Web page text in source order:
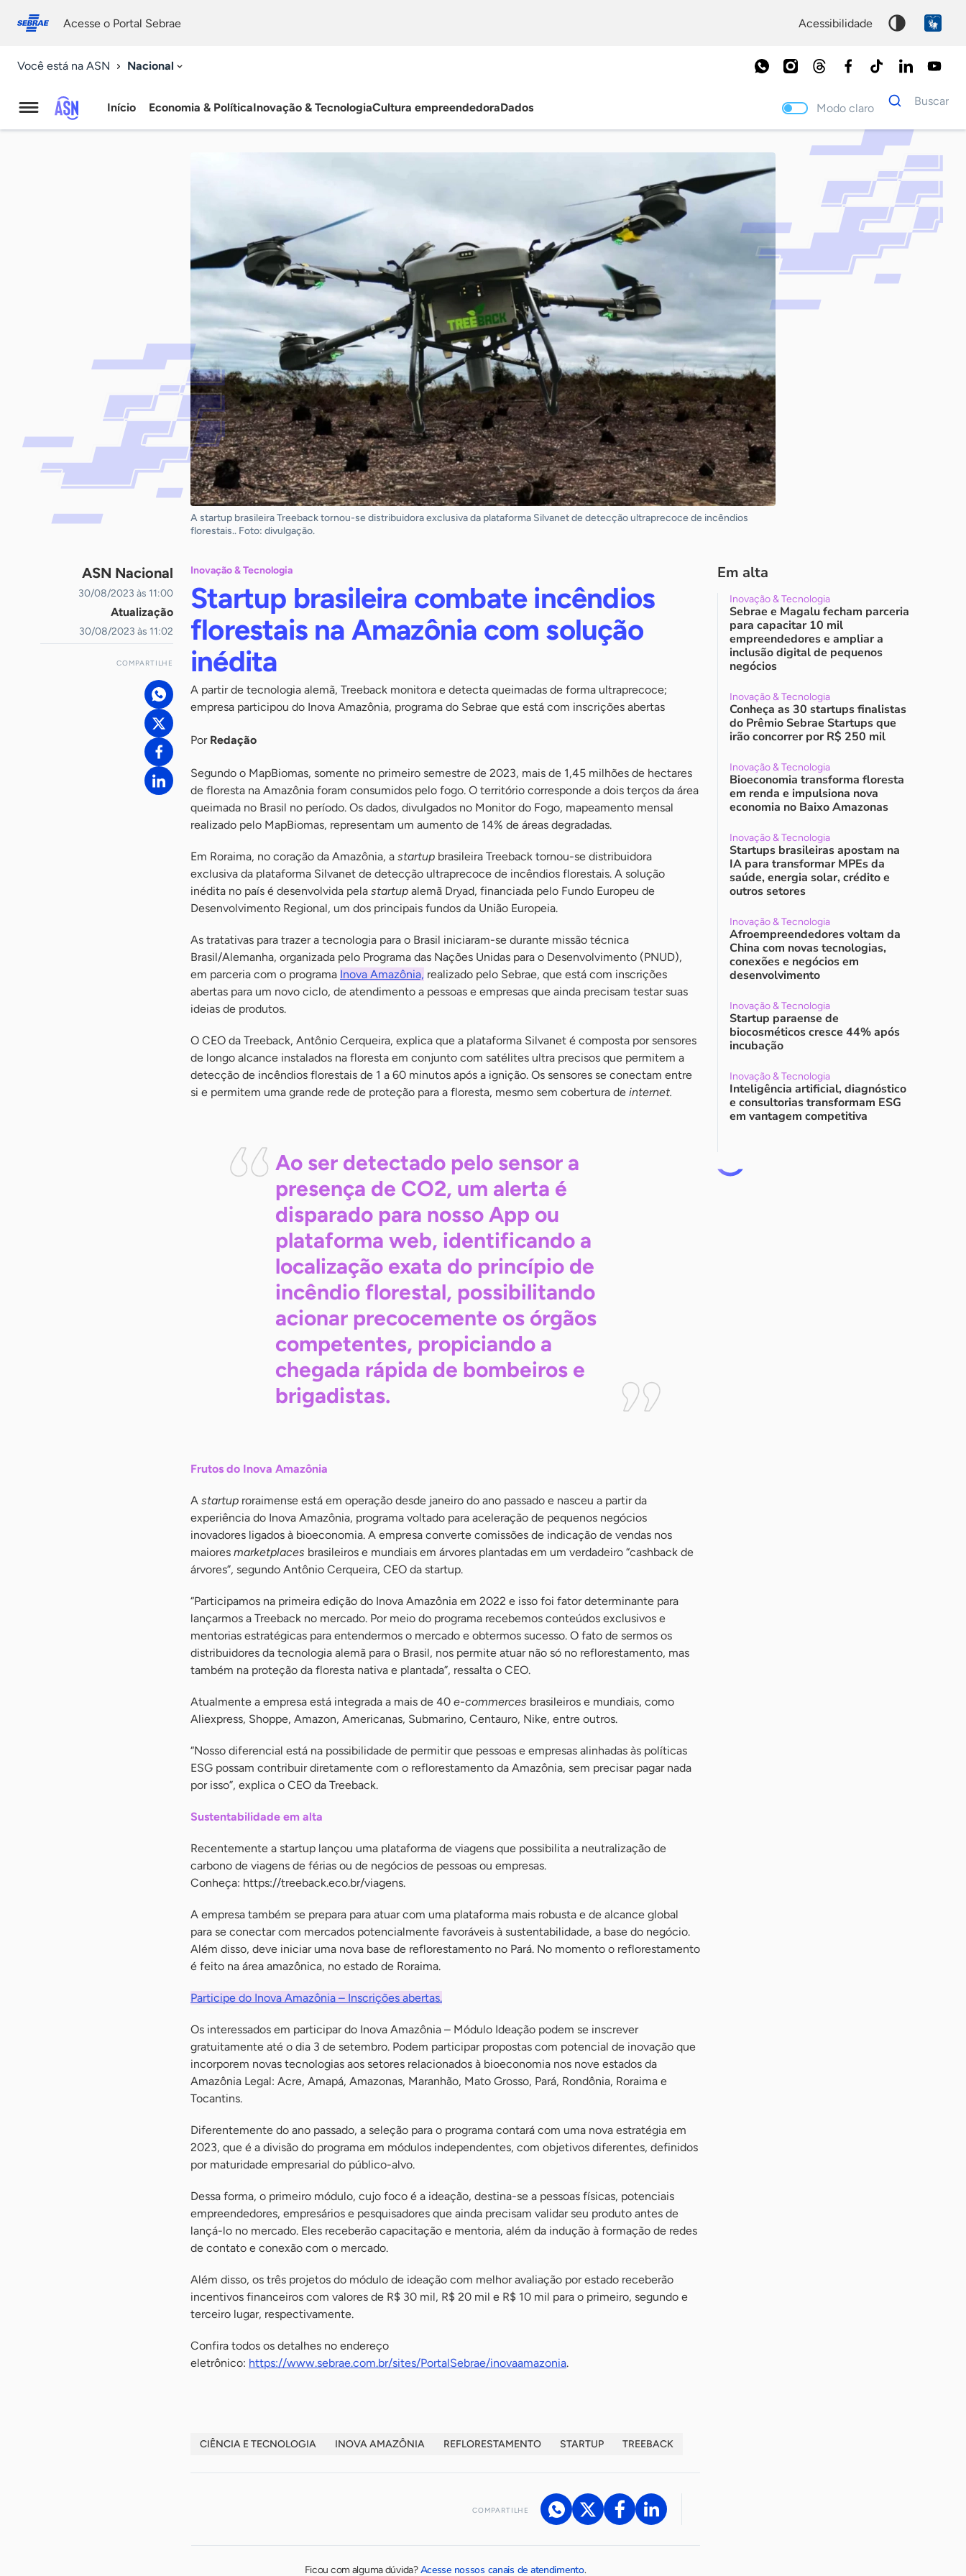
conosco
Acesse o Portal Sebrae acessibilidade
Você está na ASN Nacional
Agência
Início Economia & PolíticaInovação & TecnologiaCultura empreendedoraDados Modo claro
Dados
para
Buscar
Palavra
chave
A startup brasileira Treeback tornou-se distribuidora exclusiva da plataforma Silvanet de detecção ultraprecoce de incêndios
florestais.. Foto: divulgação.
ASN Nacional
30/08/2023 às 11:00
Atualização
30/08/2023 às 11:02
COMPARTILHE
Inovação & Tecnologia
Startup brasileira combate incêndios
florestais na Amazônia com solução
inédita
A partir de tecnologia alemã, Treeback monitora e detecta queimadas de forma ultraprecoce;
empresa participou do Inova Amazônia, programa do Sebrae que está com inscrições abertas
Por Redação
Segundo o MapBiomas, somente no primeiro semestre de 2023, mais de 1,45 milhões de hectares
de floresta na Amazônia foram consumidos pelo fogo. O território corresponde a dois terços da área
queimada no Brasil no período. Os dados, divulgados no Monitor do Fogo, mapeamento mensal
realizado pelo MapBiomas, representam um aumento de 14% de áreas degradadas.
Em Roraima, no coração da Amazônia, a startup brasileira Treeback tornou-se distribuidora
exclusiva da plataforma Silvanet de detecção ultraprecoce de incêndios florestais. A solução
inédita no país é desenvolvida pela startup alemã Dryad, financiada pelo Fundo Europeu de
Desenvolvimento Regional, um dos principais fundos da União Europeia.
As tratativas para trazer a tecnologia para o Brasil iniciaram-se durante missão técnica
Brasil/Alemanha, organizada pelo Programa das Nações Unidas para o Desenvolvimento (PNUD),
em parceria com o programa Inova Amazônia, realizado pelo Sebrae, que está com inscrições
abertas para um novo ciclo, de atendimento a pessoas e empresas que ainda precisam testar suas
ideias de produtos.
O CEO da Treeback, Antônio Cerqueira, explica que a plataforma Silvanet é composta por sensores
de longo alcance instalados na floresta em conjunto com satélites ultra precisos que permitem a
detecção de incêndios florestais de 1 a 60 minutos após a ignição. Os sensores se conectam entre
si e permitem uma grande rede de proteção para a floresta, mesmo sem cobertura de internet.
Ao ser detectado pelo sensor a
presença de CO2, um alerta é
disparado para nosso App ou
plataforma web, identificando a
localização exata do princípio de
incêndio florestal, possibilitando
acionar precocemente os órgãos
competentes, propiciando a
chegada rápida de bombeiros e
brigadistas.
Frutos do Inova Amazônia
A startup roraimense está em operação desde janeiro do ano passado e nasceu a partir da
experiência do Inova Amazônia, programa voltado para aceleração de pequenos negócios
inovadores ligados à bioeconomia. A empresa converte comissões de indicação de vendas nos
maiores marketplaces brasileiros e mundiais em árvores plantadas em um verdadeiro “cashback de
árvores”, segundo Antônio Cerqueira, CEO da startup.
“Participamos na primeira edição do Inova Amazônia em 2022 e isso foi fator determinante para
lançarmos a Treeback no mercado. Por meio do programa recebemos conteúdos exclusivos e
mentorias estratégicas para entendermos o mercado e obtermos sucesso. O fato de sermos os
distribuidores da tecnologia alemã para o Brasil, nos permite atuar não só no reflorestamento, mas
também na proteção da floresta nativa e plantada”, ressalta o CEO.
Atualmente a empresa está integrada a mais de 40 e-commerces brasileiros e mundiais, como
Aliexpress, Shoppe, Amazon, Americanas, Submarino, Centauro, Nike, entre outros.
“Nosso diferencial está na possibilidade de permitir que pessoas e empresas alinhadas às políticas
ESG possam contribuir diretamente com o reflorestamento da Amazônia, sem precisar pagar nada
por isso”, explica o CEO da Treeback.
Sustentabilidade em alta
Recentemente a startup lançou uma plataforma de viagens que possibilita a neutralização de
carbono de viagens de férias ou de negócios de pessoas ou empresas.
Conheça: https://treeback.eco.br/viagens.
A empresa também se prepara para atuar com uma plataforma mais robusta e de alcance global
para se conectar com mercados potencialmente favoráveis à sustentabilidade, a base do negócio.
Além disso, deve iniciar uma nova base de reflorestamento no Pará. No momento o reflorestamento
é feito na área amazônica, no estado de Roraima.
Participe do Inova Amazônia – Inscrições abertas.
Os interessados em participar do Inova Amazônia – Módulo Ideação podem se inscrever
gratuitamente até o dia 3 de setembro. Podem participar propostas com potencial de inovação que
incorporem novas tecnologias aos setores relacionados à bioeconomia nos nove estados da
Amazônia Legal: Acre, Amapá, Amazonas, Maranhão, Mato Grosso, Pará, Rondônia, Roraima e
Tocantins.
Diferentemente do ano passado, a seleção para o programa contará com uma nova estratégia em
2023, que é a divisão do programa em módulos independentes, com objetivos diferentes, definidos
por maturidade empresarial do público-alvo.
Dessa forma, o primeiro módulo, cujo foco é a ideação, destina-se a pessoas físicas, potenciais
empreendedores, empresários e pesquisadores que ainda precisam validar seu produto antes de
lançá-lo no mercado. Eles receberão capacitação e mentoria, além da indução à formação de redes
de contato e conexão com o mercado.
Além disso, os três projetos do módulo de ideação com melhor avaliação por estado receberão
incentivos financeiros com valores de R$ 30 mil, R$ 20 mil e R$ 10 mil para o primeiro, segundo e
terceiro lugar, respectivamente.
Confira todos os detalhes no endereço
eletrônico: https://www.sebrae.com.br/sites/PortalSebrae/inovaamazonia.
CIÊNCIA E TECNOLOGIA INOVA AMAZÔNIA REFLORESTAMENTO STARTUP TREEBACK
COMPARTILHE
Ficou com alguma dúvida?Acesse nossos canais de atendimento.
Em alta
Inovação & Tecnologia
Sebrae e Magalu fecham parceria
para capacitar 10 mil
empreendedores e ampliar a
inclusão digital de pequenos
negócios
Inovação & Tecnologia
Conheça as 30 startups finalistas
do Prêmio Sebrae Startups que
irão concorrer por R$ 250 mil
Inovação & Tecnologia
Bioeconomia transforma floresta
em renda e impulsiona nova
economia no Baixo Amazonas
Inovação & Tecnologia
Startups brasileiras apostam na
IA para transformar MPEs da
saúde, energia solar, crédito e
outros setores
Inovação & Tecnologia
Afroempreendedores voltam da
China com novas tecnologias,
conexões e negócios em
desenvolvimento
Inovação & Tecnologia
Startup paraense de
biocosméticos cresce 44% após
incubação
Inovação & Tecnologia
Inteligência artificial, diagnóstico
e consultorias transformam ESG
em vantagem competitiva